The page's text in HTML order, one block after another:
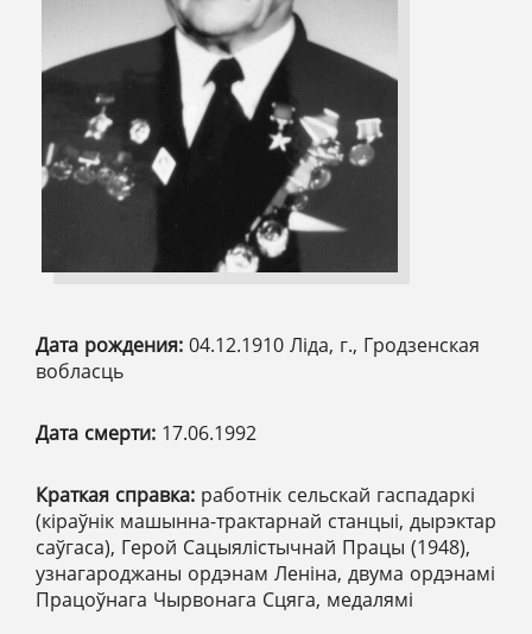
Дата рождения: 04.12.1910 Ліда, г., Гродзенская
вобласць
Дата смерти: 17.06.1992
Краткая справка: работнік сельскай гаспадаркі
(кіраўнік машынна-трактарнай станцыі, дырэктар
саўгаса), Герой Сацыялістычнай Працы (1948),
узнагароджаны ордэнам Леніна, двума ордэнамі
Працоўнага Чырвонага Сцяга, медалямі